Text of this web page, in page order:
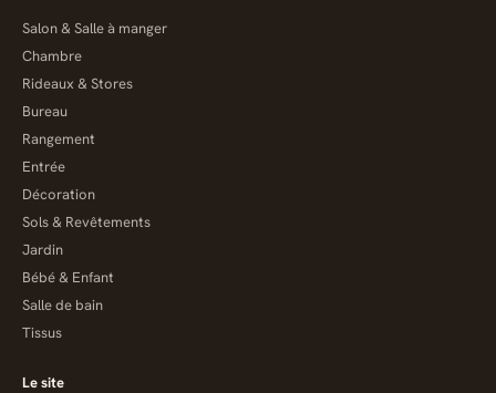
Salon & Salle à manger
Chambre
Rideaux & Stores
Bureau
Rangement
Entrée
Décoration
Sols & Revêtements
Jardin
Bébé & Enfant
Salle de bain
Tissus
Le site